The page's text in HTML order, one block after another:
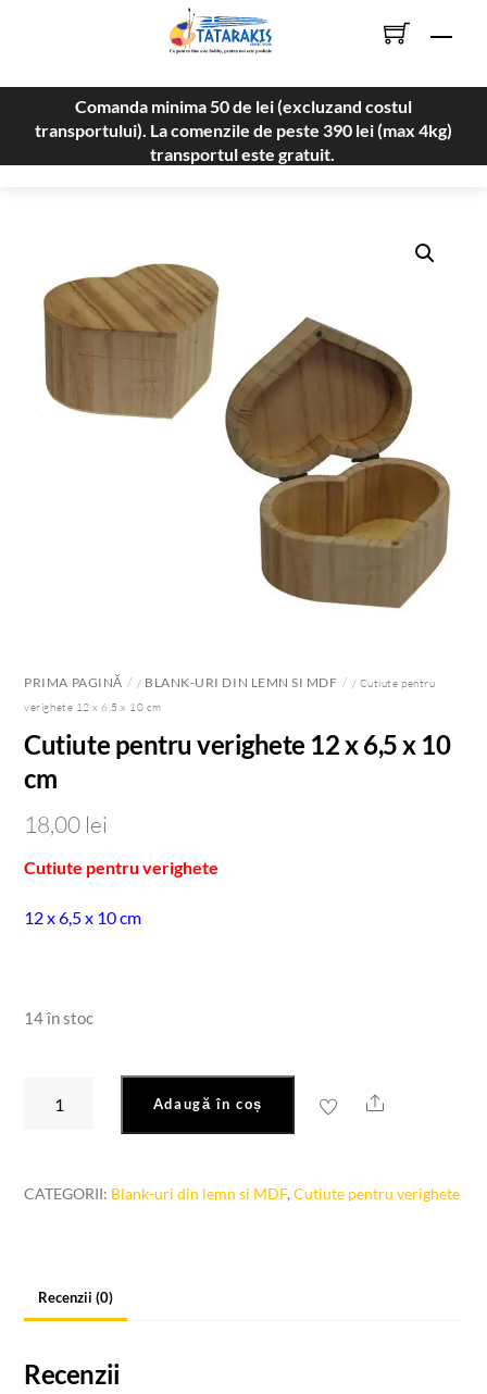
Comanda minima 50 de lei (excluzand costul
transportului). La comenzile de peste 390 lei (max 4kg)
transportul este gratuit.
PRIMA PAGINĂ / BLANK-URI DIN LEMN SI MDF
/ Cutiute pentru
verighete 12 x 6,5 x 10 cm
Cutiute pentru verighete 12 x 6,5 x 10
cm
18,00 lei
Cutiute pentru verighete
12 x 6,5 x 10 cm
14 în stoc
10
Adaugă în coș Share
CATEGORII: Blank-uri din lemn si MDF,Cutiute pentru verighete
Recenzii (0)
Recenzii